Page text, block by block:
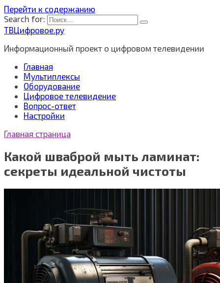
Перейти к содержанию
Search for:
ТВЦифровое.ру
Информационный проект о цифровом телевидении
Главная
Мультиплексы
Оборудование
Цифровое телевидение
Вопрос-ответ
Настройки
Главная страница
Какой шваброй мыть ламинат:
секреты идеальной чистоты